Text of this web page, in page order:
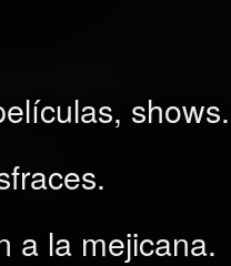
shows.
a la mejicana.